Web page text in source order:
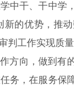
中干、干中学
的优势，推
工作实现质
方向，做到有
务，在服务保